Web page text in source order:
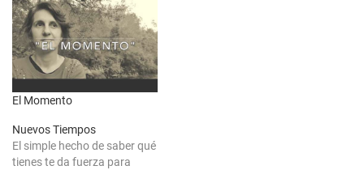
El Momento
Nuevos Tiempos
El simple hecho de saber qué
tienes te da fuerza para